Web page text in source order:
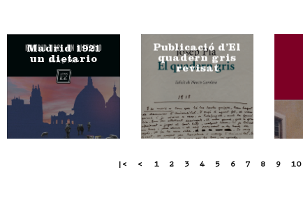
Madrid 1921
un dietario
Publicació d’El
quadern gris
revisat
|< < 1 2 3 4 5 6 7 8 9 10